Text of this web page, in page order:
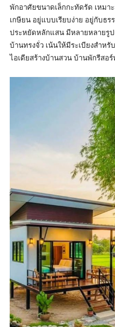
พักอาศัยขนาดเล็กกะทัดรัด เหมา
เกษียน อยู่แบบเรียบง่าย อยู่กับธร
ประหยัดหลักแสน มีหลายหลายรู
บ้านทรงจั่ว เน้นให้มีระเบียงสำห
ไอเดียสร้างบ้านสวน บ้านพักรีสอ